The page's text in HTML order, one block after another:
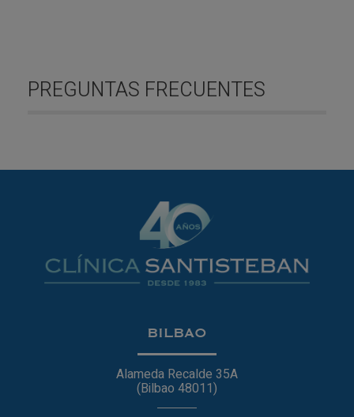
PREGUNTAS FRECUENTES
BILBAO
Alameda Recalde 35A
(Bilbao 48011)